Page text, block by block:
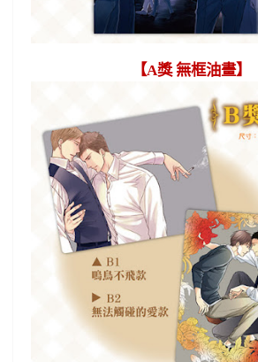
【A獎 無框油畫】